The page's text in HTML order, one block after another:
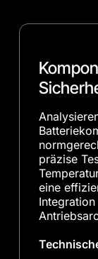
präzise
eine